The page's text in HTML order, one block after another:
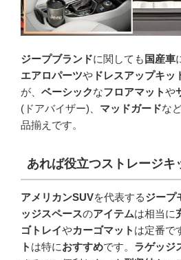
ジープブランドに関しても 国産車
エアロパーツや ドレスアップキッ
が、 ベーシックなフロアマットや
(ドアバイザー)、 マッドガードな
品揃えです。
あれば役立つストレージキ
アメリカンSUVを代表するジープ
ッジスペースのアイテムは相当に
ゴトレイやカーゴマット は定番で
ト は特におすすめです。 ラゲッジ